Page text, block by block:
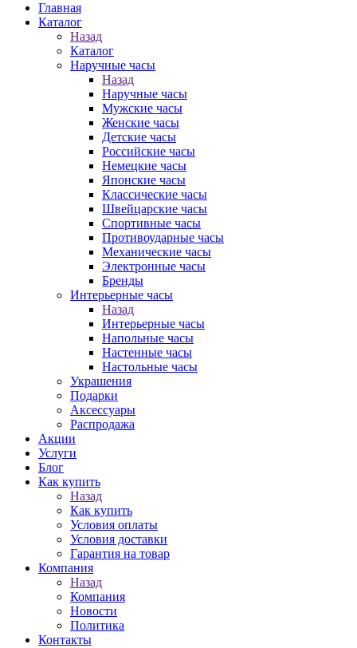
Главная
Каталог
Назад
Каталог
Наручные часы
Назад
Наручные часы
Мужские часы
Женские часы
Детские часы
Российские часы
Немецкие часы
Японские часы
Классические часы
Швейцарские часы
Спортивные часы
Противоударные часы
Механические часы
Электронные часы
Бренды
Интерьерные часы
Назад
Интерьерные часы
Напольные часы
Настенные часы
Настольные часы
Украшения
Подарки
Аксессуары
Распродажа
Акции
Услуги
Блог
Как купить
Назад
Как купить
Условия оплаты
Условия доставки
Гарантия на товар
Компания
Назад
Компания
Новости
Политика
Контакты